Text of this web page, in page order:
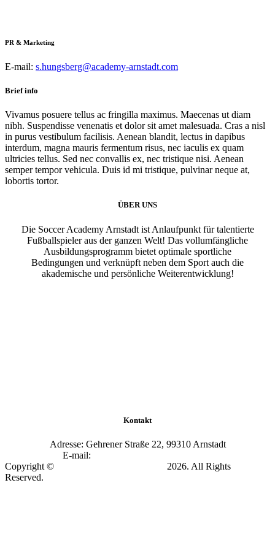
PR & Marketing
E-mail: s.hungsberg@academy-arnstadt.com
Brief info
Vivamus posuere tellus ac fringilla maximus. Maecenas ut diam
nibh. Suspendisse venenatis et dolor sit amet malesuada. Cras a nisl
in purus vestibulum facilisis. Aenean blandit, lectus in dapibus
interdum, magna mauris fermentum risus, nec iaculis ex quam
ultricies tellus. Sed nec convallis ex, nec tristique nisi. Aenean
semper tempor vehicula. Duis id mi tristique, pulvinar neque at,
lobortis tortor.
ÜBER UNS
Die Soccer Academy Arnstadt ist Anlaufpunkt für talentierte
Fußballspieler aus der ganzen Welt! Das vollumfängliche
Ausbildungsprogramm bietet optimale sportliche
Bedingungen und verknüpft neben dem Sport auch die
akademische und persönliche Weiterentwicklung!
Kontakt
Adresse: Gehrener Straße 22, 99310 Arnstadt
E-mail:
Copyright ©
2026. All Rights
Reserved.